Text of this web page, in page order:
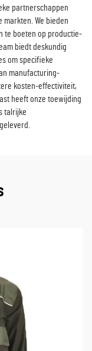
partnerschappen
We bieden
te boeten op productie-
biedt deskundig
om specifieke
manufacturing-
kosten-effectiviteit,
heeft onze toewijding
talrijke